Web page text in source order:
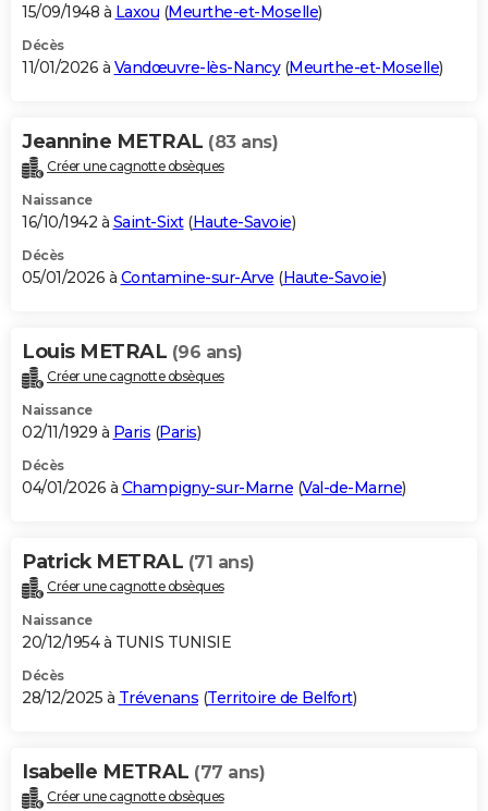
15/09/1948 à Laxou (Meurthe-et-Moselle)
Décès
11/01/2026 à Vandœuvre-lès-Nancy(Meurthe-et-Moselle)
Jeannine METRAL (83 ans)
Créer une cagnotte obsèques
Naissance
16/10/1942 à Saint-Sixt(Haute-Savoie)
Décès
05/01/2026 à Contamine-sur-Arve (Haute-Savoie)
Louis METRAL (96 ans)
Créer une cagnotte obsèques
Naissance
02/11/1929 à Paris (Paris)
Décès
04/01/2026 à Champigny-sur-Marne (Val-de-Marne)
Patrick METRAL (71 ans)
Créer une cagnotte obsèques
Naissance
20/12/1954 à TUNIS TUNISIE
Décès
28/12/2025 à Trévenans (Territoire de Belfort)
Isabelle METRAL (77 ans)
Créer une cagnotte obsèques